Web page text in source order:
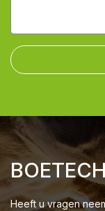
Heeft u vragen